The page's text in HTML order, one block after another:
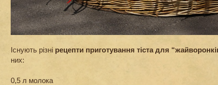
Існують різні рецепти приготування тіста для
них:
0,5 л молока